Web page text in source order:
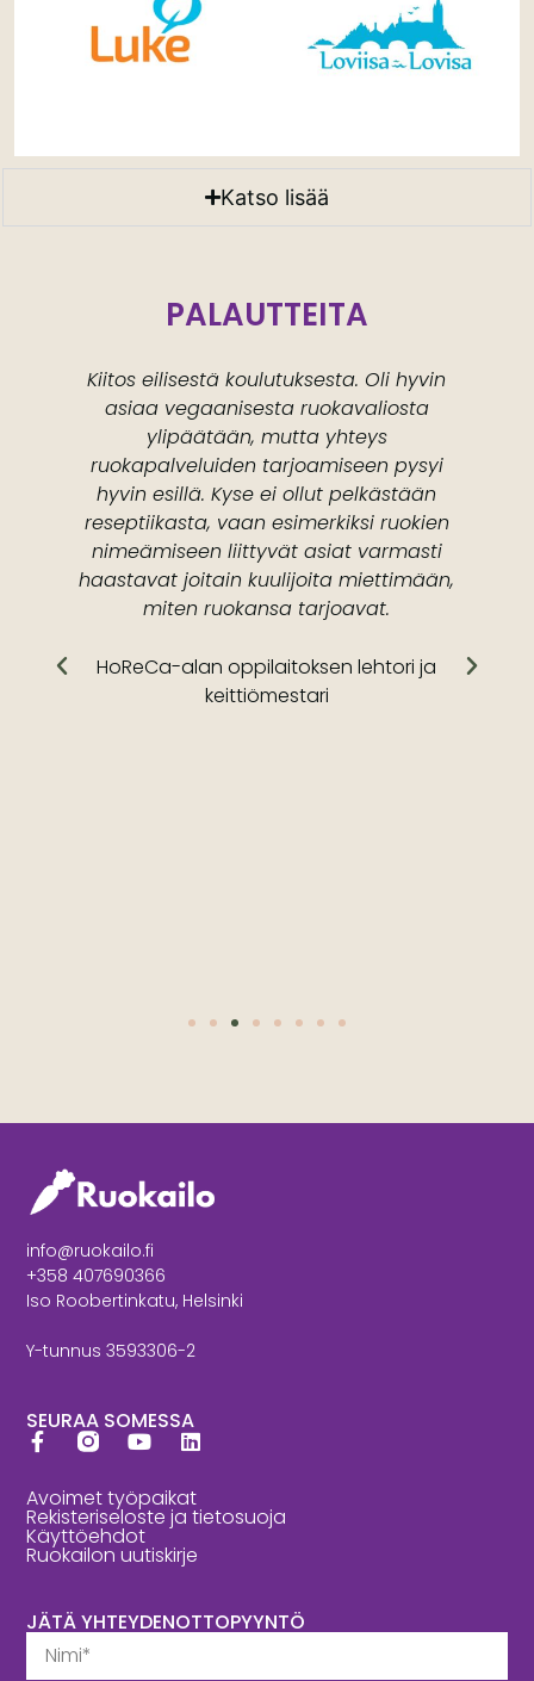
Katso lisää
PALAUTTEITA
Kiitos eilisestä koulutuksesta. Oli hyvin
asiaa vegaanisesta ruokavaliosta
ylipäätään, mutta yhteys
ruokapalveluiden tarjoamiseen pysyi
hyvin esillä. Kyse ei ollut pelkästään
reseptiikasta, vaan esimerkiksi ruokien
nimeämiseen liittyvät asiat varmasti
haastavat joitain kuulijoita miettimään,
miten ruokansa tarjoavat.
HoReCa-alan oppilaitoksen lehtori ja
keittiömestari
info@ruokailo.fi
+358 407690366
Iso Roobertinkatu, Helsinki
Y-tunnus 3593306-2
SEURAA SOMESSA
Avoimet työpaikat
Rekisteriseloste ja tietosuoja
Käyttöehdot
Ruokailon uutiskirje
JÄTÄ YHTEYDENOTTOPYYNTÖ